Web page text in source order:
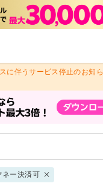
に伴うサービス停止のお知
ネー決済可